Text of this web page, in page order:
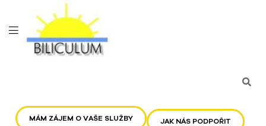
MÁM ZÁJEM O VAŠE SLUŽBY JAK NÁS PODPOŘIT